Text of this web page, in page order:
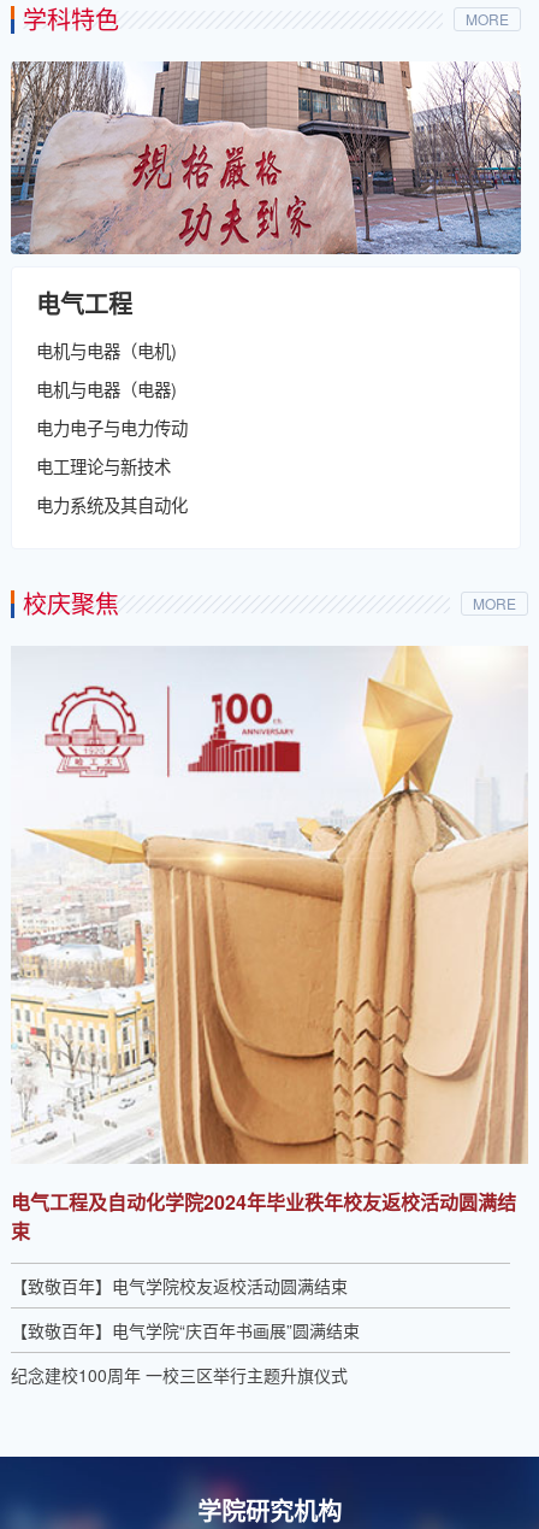
MORE
学科特色
电气工程
电机与电器（电机)
电机与电器（电器)
电力电子与电力传动
电工理论与新技术
电力系统及其自动化
MORE
校庆聚焦
电气工程及自动化学院2024年毕业秩年校友返校活动圆满结
束
【致敬百年】电气学院校友返校活动圆满结束
【致敬百年】电气学院“庆百年书画展”圆满结束
纪念建校100周年 一校三区举行主题升旗仪式
学院研究机构